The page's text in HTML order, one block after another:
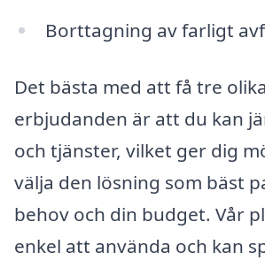
Borttagning av farligt
Det bästa med att få tre olika
erbjudanden är att du kan
och tjänster, vilket ger dig
välja den lösning som bäst
behov och din budget. Vår
enkel att använda och kan